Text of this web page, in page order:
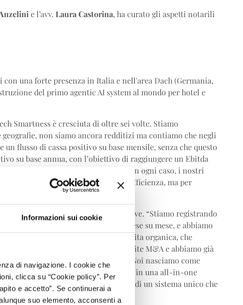
Informazioni sui cookie
di navigazione. I cookie che
clicca su “Cookie policy”. Per
e accetto”. Se continuerai a
suo elemento, acconsenti a
e l’avv. Laura Castorina, ha curato gli aspetti notarili
con una forte presenza in Italia e nell'area Dach (Germania,
del primo agentic AI system al mondo per hotel e
Smartness è cresciuta di oltre sei volte. Stiamo
non siamo ancora redditizi ma contiamo che negli
flusso di cassa positivo su base mensile, senza che questo
su base annua, con l’obiettivo di raggiungere un Ebitda
, co-founder e ceo di Smartness – In ogni caso, i nostri
e la crescita. Sempre guidati dall’efficienza, ma per
l’accelerazione
, attivando diverse leve. “Stiamo registrando
mesi, con una crescita del 10% mese su mese, e abbiamo
più sostenuti. La priorità è la crescita organica, che
c’è la crescita per linee esterne tramite M&A e abbiamo già
la nostra visione e i nostri obiettivi. Noi nasciamo come
Nel tempo ci siamo trasformati in una all-in-one
forza risiede proprio nella presenza di un sistema unico che